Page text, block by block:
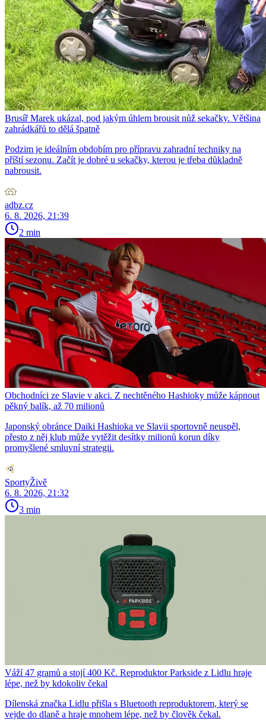
Brusíř Marek ukázal, pod jakým úhlem brousit nůž sekačky. Většina
zahrádkářů to dělá špatně
Podzim je ideálním obdobím pro přípravu zahradní techniky na
příští sezonu. Začít je dobré u sekačky, kterou je třeba důkladně
nabrousit.
adbz.cz
6. 8. 2026, 21:39
2 min
Obchodníci ze Slavie v akci. Z nechtěného Hashioky může kápnout
pěkný balík, až 70 milionů
Japonský obránce Daiki Hashioka ve Slavii sportovně neuspěl,
přesto z něj klub může vytěžit desítky milionů korun díky
promyšlené smluvní strategii.
SportyŽivě
6. 8. 2026, 21:32
3 min
Váží 47 gramů a stojí 400 Kč. Reproduktor Parkside z Lidlu hraje
lépe, než by kdokoliv čekal
Dílenská značka Lidlu přišla s Bluetooth reproduktorem, který se
vejde do dlaně a hraje mnohem lépe, než by člověk čekal.